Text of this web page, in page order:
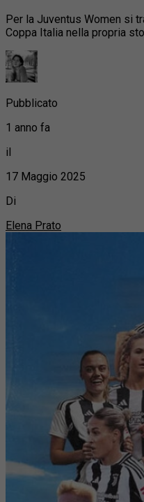
Per la Juventus Women si
Coppa Italia nella propria
Pubblicato
1 anno fa
il
17 Maggio 2025
Di
Elena Prato